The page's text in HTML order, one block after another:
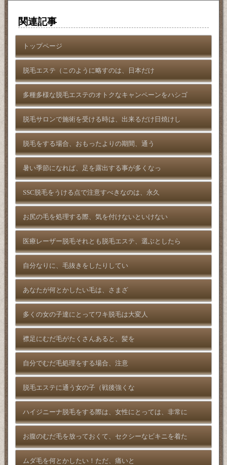
関連記事
トップページ
脱毛エステ（このように略すのは、日本だけ
多種多様な脱毛エステのオトクなキャンペーンをハシゴ
脱毛サロンで施術を受ける時は、出来るだけ日焼けし
脱毛をする場合、おもったよりの期間、通う
暑い季節になれば、足を露出する事が多くなっ
SSC脱毛をうける点で注意すべきなのは、永久
お尻の毛を処理する際、気を付けないといけない
医療レーザー脱毛それとも脱毛エステ、選ぶとしたら
自分なりに、毛抜きをしたりしてい
あなたが何とかしたい毛は、さまざ
多くの女の子達にとってワキ脱毛は大変人
襟足にむだ毛がたくさんあると、髪を
自分でむだ毛処理をする場合、注意
脱毛エステに通う女の子（戦後強くな
ハイジニーナ脱毛をする際は、女性にとっては、非常に
お腹のむだ毛を放っておくて、セクシーなビキニを着た
ムダ毛を何とかしたい！ただ、痛いと